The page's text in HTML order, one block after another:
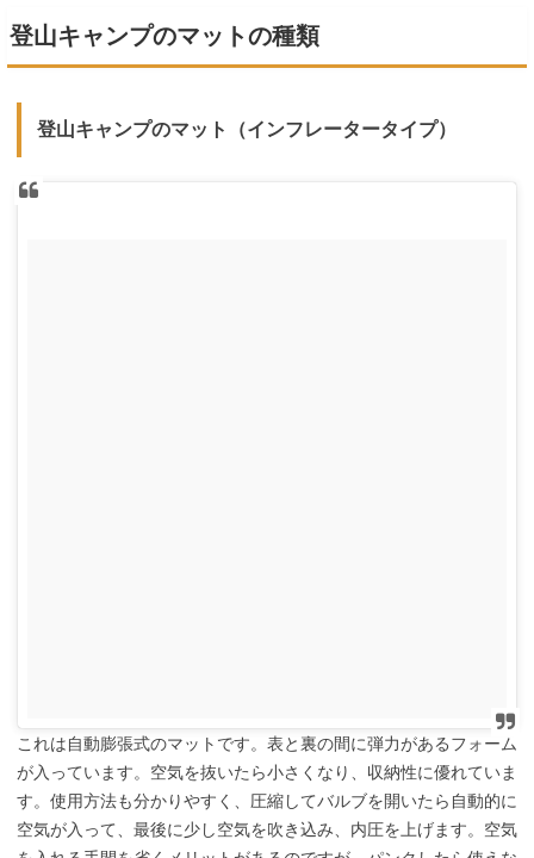
登山キャンプのマットの種類
登山キャンプのマット（インフレータータイプ）
これは自動膨張式のマットです。表と裏の間に弾力があるフォーム
が入っています。空気を抜いたら小さくなり、収納性に優れていま
す。使用方法も分かりやすく、圧縮してバルブを開いたら自動的に
空気が入って、最後に少し空気を吹き込み、内圧を上げます。空気